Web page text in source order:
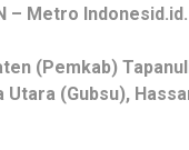
– Metro Indonesid.id.
(Pemkab)
(Gubsu),